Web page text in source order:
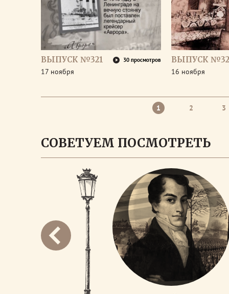
ВЫПУСК №321 30 просмотров
17 ноября
ВЫПУСК
16 ноября
1 2 3
СОВЕТУЕМ ПОСМОТРЕТЬ